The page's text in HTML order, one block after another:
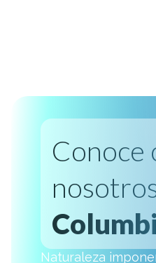
Conoce
Naturaleza